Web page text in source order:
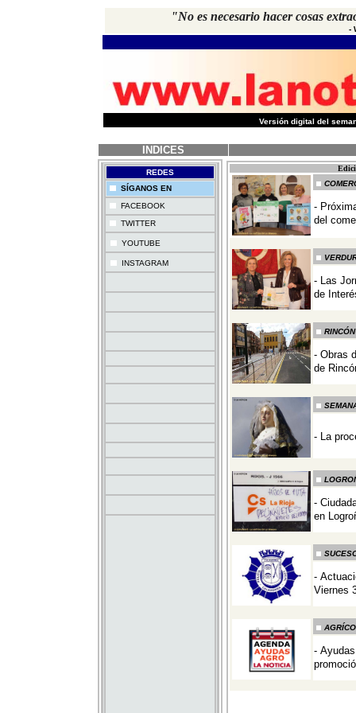
"No es necesario hacer cosas
-
Versión digital del
INDICES